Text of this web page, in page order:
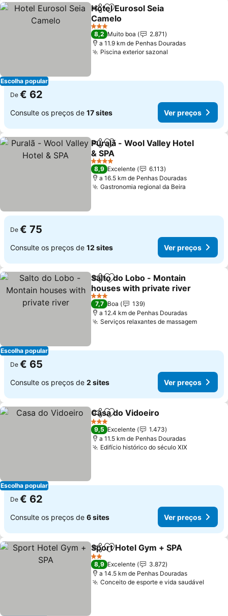
Escolha popular
PartilharAdicionar aos favoritos
Hotel Eurosol Seia
Camelo
Ver preços
3 Estrelas
8,2 Muito boa
2.871
a 11.9 km de Penhas Douradas
Piscina exterior sazonal
De € 62
Consulte os preços de 17 sites Ver preços
PartilharAdicionar aos favoritos
Puralã - Wool Valley Hotel
& SPA
Ver preços
4 Estrelas
8,9 Excelente
6.113
a 16.5 km de Penhas Douradas
Gastronomia regional da Beira
De € 75
Consulte os preços de 12 sites Ver preços
Escolha popular
PartilharAdicionar aos favoritos
Salto do Lobo - Montain
houses with private river
Ver preços
3 Estrelas
7,7 Boa
139
a 12.4 km de Penhas Douradas
Serviços relaxantes de massagemVer
De € 65
Consulte os preços de 2 sites Ver preços
Escolha popular
PartilharAdicionar aos favoritos
Casa do Vidoeiro
3 Estrelas
9,5 Excelente
1.473
a 11.5 km de Penhas Douradas
Edifício histórico do século XIXVer
De € 62
Consulte os preços de 6 sites Ver preços
PartilharAdicionar aos favoritos
Sport Hotel Gym + SPA
2 Estrelas
8,9 Excelente
3.872
a 14.5 km de Penhas Douradas
Conceito de esporte e vida saudável